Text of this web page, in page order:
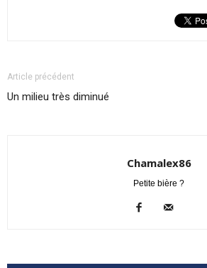
Article précédent
Un milieu très diminué
Chamalex86
Petite bière ?